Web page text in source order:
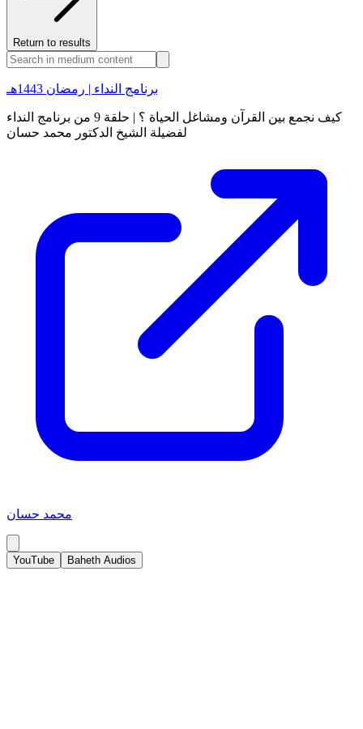
Return to results
برنامج النداء | رمضان 1443هـ
كيف نجمع بين القرآن ومشاغل الحياة ؟ | حلقة 9 من برنامج النداء
لفضيلة الشيخ الدكتور محمد حسان
محمد حسان
YouTube Baheth Audios